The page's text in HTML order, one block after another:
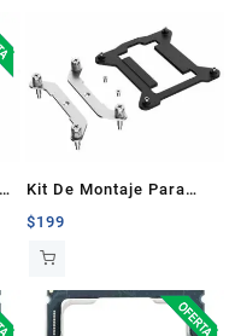
Kit De Montaje Para
Intel LGA 1700 Cooler
Master
$199